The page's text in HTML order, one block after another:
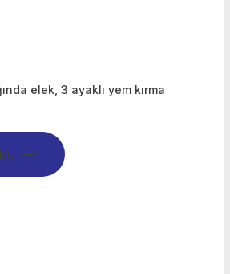
elek, 3 ayaklı yem kırma